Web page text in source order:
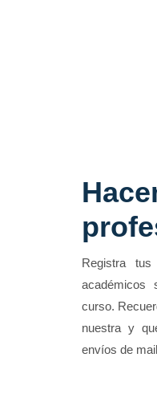
Registra
académicos
curso.
nuestra y
envíos de